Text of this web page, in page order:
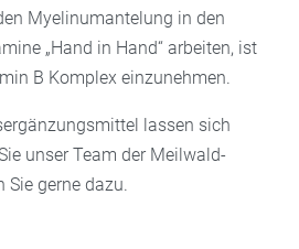
Myelinumantelung in den
„Hand in Hand“ arbeiten, ist
B Komplex einzunehmen.
lassen sich
unser Team der Meilwald-
Sie gerne dazu.